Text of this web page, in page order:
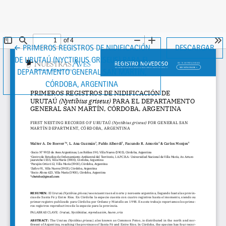
←VOLVER A LOS DETALLES DEL ARTÍCULO
PRIMEROS REGISTROS DE NIDIFICACIÓN
DE URUTAÚ (NYCTIBIUS GRISEUS) PARA EL
DEPARTAMENTO GENERAL SAN MARTÍN,
CÓRDOBA, ARGENTINA
DESCARGAR